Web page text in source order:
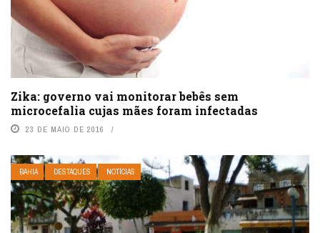
Zika: governo vai monitorar bebês sem
microcefalia cujas mães foram infectadas
23 DE MAIO DE 2016
BAHIA DESTAQUES NOTÍCIAS